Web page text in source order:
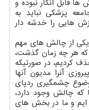
ها قابل انکار نبوده و
پزشکی نباید به
هایی را خدشه دار
یکی از چالش های مهم
هر چه زمان گذشت،
کردیم، در صورتیکه
آنرا مدیون آنها
چشمگیری ردپای
چالش وجود دارد،
ایم و ما در بخش های